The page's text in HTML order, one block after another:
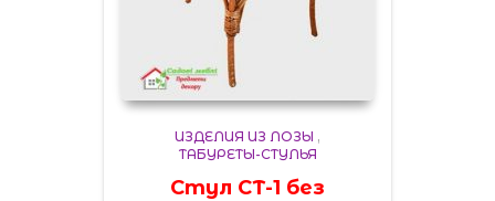
ИЗДЕЛИЯ ИЗ ЛОЗЫ ,
ТАБУРЕТЫ-СТУЛЬЯ
Стул СТ-1 без